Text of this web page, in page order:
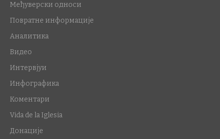
Међуверски односи
Повратне информације
Аналитика
Видео
Интервјуи
Инфографика
Коментари
Vida de la Iglesia
Донације